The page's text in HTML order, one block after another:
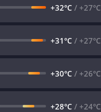
+32°C / +27°C
+31°C / +27°C
+30°C / +26°C
+28°C / +24°C